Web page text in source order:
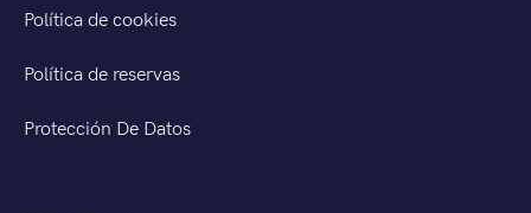
Política de cookies
Política de reservas
Protección De Datos